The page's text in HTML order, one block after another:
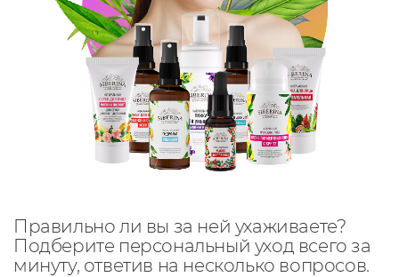
Правильно ли вы за ней ухаживаете?
Подберите персональный уход всего за
минуту, ответив на несколько вопросов.